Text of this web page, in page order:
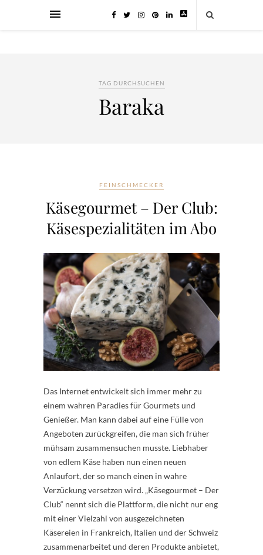
TAG DURCHSUCHEN
Baraka
FEINSCHMECKER
Käsegourmet – Der Club:
Käsespezialitäten im Abo
Das Internet entwickelt sich immer mehr zu
einem wahren Paradies für Gourmets und
Genießer. Man kann dabei auf eine Fülle von
Angeboten zurückgreifen, die man sich früher
mühsam zusammensuchen musste. Liebhaber
von edlem Käse haben nun einen neuen
Anlaufort, der so manch einen in wahre
Verzückung versetzen wird. „Käsegourmet – Der
Club“ nennt sich die Plattform, die nicht nur eng
mit einer Vielzahl von ausgezeichneten
Käsereien in Frankreich, Italien und der Schweiz
zusammenarbeitet und deren Produkte anbietet,